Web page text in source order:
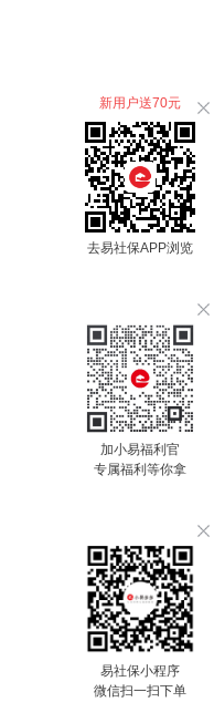
新用户送70元
去易社保APP浏览
加小易福利官
专属福利等你拿
易社保小程序
微信扫一扫下单